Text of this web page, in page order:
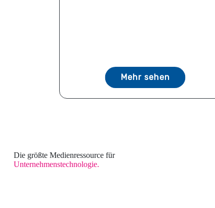
Mehr sehen
Die größte Medienressource für
Unternehmenstechnologie.